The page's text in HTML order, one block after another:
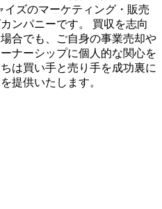
イズのマーケティング・販売
ンパニーです。 買収を志向
合でも、ご自身の事業売却や
ナーシップに個人的な関心を
は買い手と売り手を成功裏に
提供いたします。